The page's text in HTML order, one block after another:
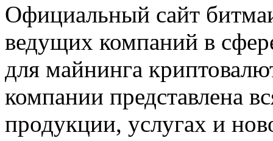
Oфициaльный сaйт
ведущих компаний в
для майнинга
компании представлена
продукции, услугах и